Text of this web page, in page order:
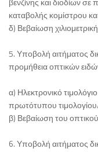
καταβολής κομίστρου
δ) Βεβαίωση
5. Υποβολή αιτήματος
προμήθεια οπτικών
α) Ηλεκτρονικό
πρωτότυπου
β) Βεβαίωση του
6. Υποβολή αιτήματος